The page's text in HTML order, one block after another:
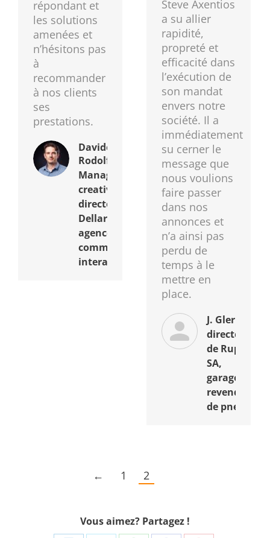
répondant et
les solutions
amenées et
n’hésitons pas
à
recommander
à nos clients
ses
prestations.
Davide Della
Rodolfa
Managing &
creative
director
DellaroCreative,
agence de
communication
interactive
Steve Axentios
a su allier
rapidité,
propreté et
efficacité dans
l’exécution de
son mandat
envers notre
société. Il a
immédiatement
su cerner le
message que
nous voulions
faire passer
dans nos
annonces et
n’a ainsi pas
perdu de
temps à le
mettre en
place.
J. Glerum
directeur
de Rupp
SA,
garage et
revendeur
de pneus
← 1 2
Vous aimez? Partagez !